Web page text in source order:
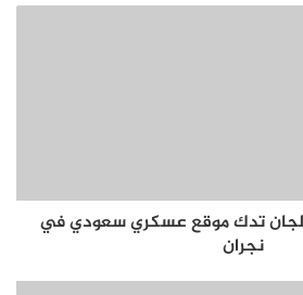
تدك موقع عسكري سعودي في
نجران